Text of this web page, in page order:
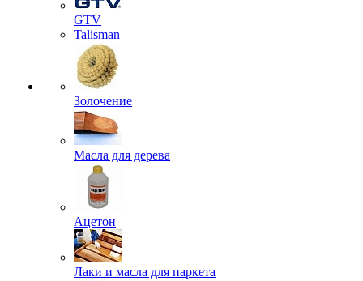
GTV
Talisman
Золочение
Масла для дерева
Ацетон
Лаки и масла для паркета